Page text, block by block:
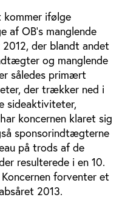
ifølge
af OB’s manglende
der blandt andet
og manglende
således primært
der trækker ned i
sideaktiviteter,
koncernen klaret sig
sponsorindtægterne
på trods af de
resulterede i en 10.
forventer et
2013.